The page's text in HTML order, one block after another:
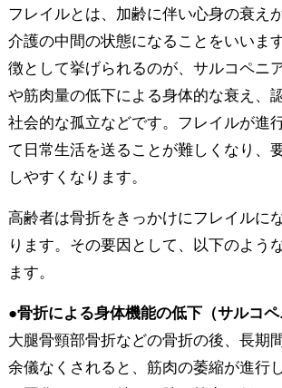
フレイルとは、加齢に伴い心身の衰え
介護の中間の状態になることをいいま
徴として挙げられるのが、サルコペニ
や筋肉量の低下による身体的な衰え、
社会的な孤立などです。フレイルが進
て日常生活を送ることが難しくなり、
しやすくなります。
高齢者は骨折をきっかけにフレイルに
ります。その要因として、以下のよう
ます。
●骨折による身体機能の低下（サルコペ
大腿骨頸部骨折などの骨折の後、長期
余儀なくされると、筋肉の萎縮が進行